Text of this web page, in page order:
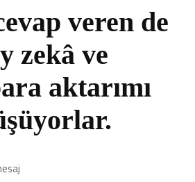
veren de
zekâ ve
aktarımı